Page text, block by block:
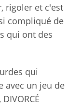
rigoler et c'est
compliqué de
qui ont des
qui
avec un jeu de